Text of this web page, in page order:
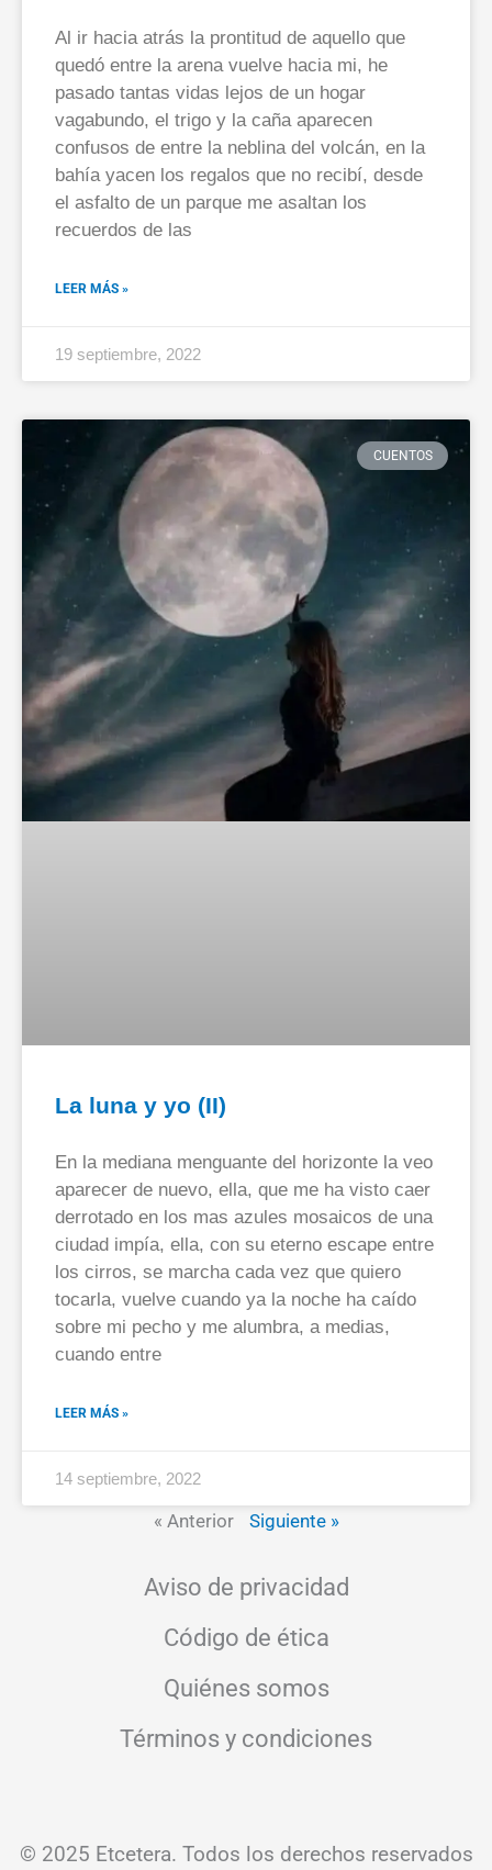
Al ir hacia atrás la prontitud de aquello que
quedó entre la arena vuelve hacia mi, he
pasado tantas vidas lejos de un hogar
vagabundo, el trigo y la caña aparecen
confusos de entre la neblina del volcán, en la
bahía yacen los regalos que no recibí, desde
el asfalto de un parque me asaltan los
recuerdos de las
LEER MÁS »
19 septiembre, 2022
CUENTOS
La luna y yo (II)
En la mediana menguante del horizonte la veo
aparecer de nuevo, ella, que me ha visto caer
derrotado en los mas azules mosaicos de una
ciudad impía, ella, con su eterno escape entre
los cirros, se marcha cada vez que quiero
tocarla, vuelve cuando ya la noche ha caído
sobre mi pecho y me alumbra, a medias,
cuando entre
LEER MÁS »
14 septiembre, 2022
« Anterior Siguiente »
Aviso de privacidad
Código de ética
Quiénes somos
Términos y condiciones
© 2025 Etcetera. Todos los derechos reservados